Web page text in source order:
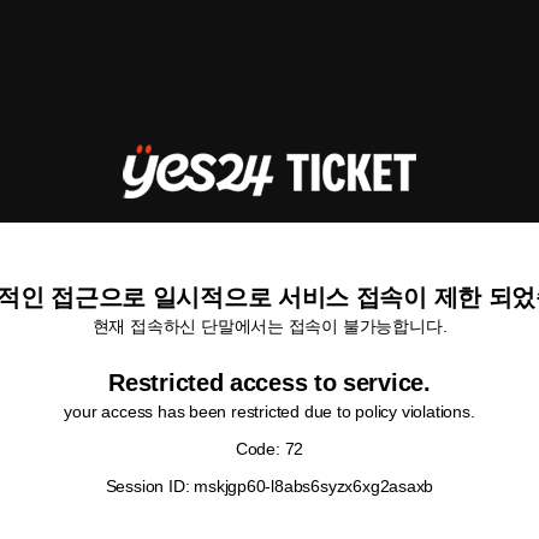
인 접근으로 일시적으로 서비스 접속이 제한 되
현재 접속하신 단말에서는 접속이 불가능합니다.
Restricted access to service.
your access has been restricted due to policy violations.
Code: 72
Session ID: mskjgp60-l8abs6syzx6xg2asaxb